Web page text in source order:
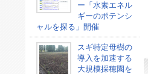
ー「水素エネル
ギーのポテンシ
ャルを探る」開催
スギ特定母樹の
導入を加速する
大規模採穂園を